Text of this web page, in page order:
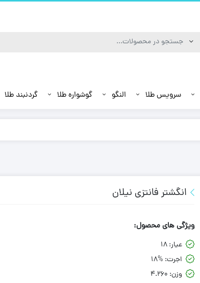
سرویس طلا النگو گوشواره طلا گردنبند طلا
انگشتر فانتزی نیلان
ویژگی های محصول:
عیار: 18
اجرت: 18%
وزن: 4.260